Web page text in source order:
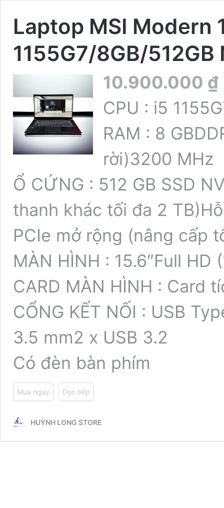
Laptop MSI Modern
1155G7/8GB/512GB
10.900.000 ₫
CPU : i5
RAM : 8 GB
rời)3200 MHz
Ổ CỨNG : 512 GB SSD
thanh khác tối đa 2 TB)
PCIe mở rộng (nâng cấp
MÀN HÌNH : 15.6″Full HD
CARD MÀN HÌNH : Card
CỔNG KẾT NỐI : USB
3.5 mm2 x USB 3.2
Có đèn bàn phím
Mua ngay Đọc tiếp
HUỲNH LONG STORE